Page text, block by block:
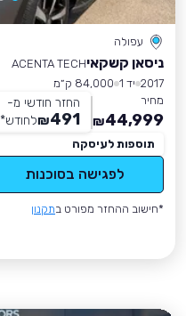
עפולה
ניסאן קשקאיACENTA TECH
2017 יד 1
84,000 ק״מ
מחיר
44,999
₪
החזר חודשי מ-
491
₪לחודש*
תוספות לעיסקה
לפגישה בסוכנות
*חישוב ההחזר מפורט בתקנון